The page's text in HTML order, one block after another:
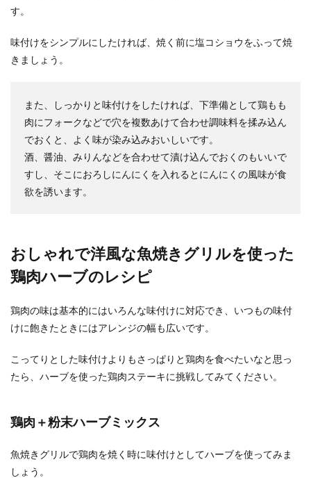
なすは夏から秋にかけて美味しく食べられる人気
自宅焼肉でホットプレートの臭い対策
とお店の味に近付ける方法
簡単オカズの作り方！毎日摂取したい
野菜のレシピをご紹介
毎日の食事作り、夕方になると何を作ろうか毎日
悩んでしまいますよね。メインが決まっても副菜
す。
味付けをシンプルにしたければ、焼く前に塩コショウをふって焼
きましょう。
また、しっかりと味付けをしたければ、下準備として鶏もも
肉にフォークなどで穴を複数あけて合わせ調味料を揉み込ん
でおくと、よく味が染み込みおいしいです。
酒、醤油、みりんなどを合わせて漬け込んでおくのもいいで
すし、そこにおろしにんにくを入れるとにんにくの風味が食
欲を誘います。
おしゃれで洋風な魚焼きグリルを使った
鶏肉ハーブのレシピ
鶏肉の味は基本的にはいろんな味付けに対応でき、いつもの味付
けに飽きたときにはアレンジの幅も広いです。
こってりとした味付けよりもさっぱりと鶏肉を食べたいなと思っ
たら、ハーブを使った鶏肉ステーキに挑戦してみてください。
鶏肉＋粉末ハーブミックス
魚焼きグリルで鶏肉を焼く時に味付けとしてハーブを使ってみま
しょう。